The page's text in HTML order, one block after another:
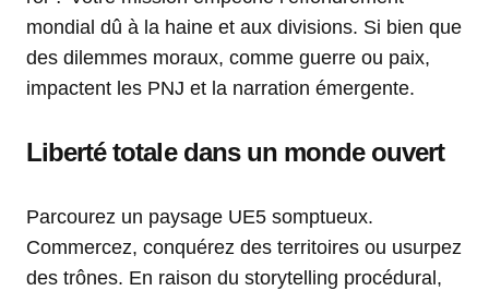
mondial dû à la haine et aux divisions. Si bien que
des dilemmes moraux, comme guerre ou paix,
impactent les PNJ et la narration émergente.
Liberté totale dans un monde ouvert
Parcourez un paysage UE5 somptueux.
Commercez, conquérez des territoires ou usurpez
des trônes. En raison du storytelling procédural,